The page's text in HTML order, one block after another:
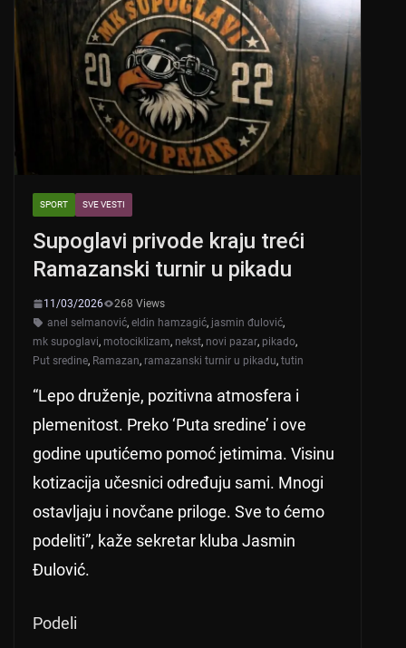
SPORT SVE VESTI
Supoglavi privode kraju treći
Ramazanski turnir u pikadu
11/03/2026
268 Views
anel selmanović, eldin hamzagić, jasmin đulović,
mk supoglavi, motociklizam, nekst, novi pazar, pikado,
Put sredine, Ramazan, ramazanski turnir u pikadu, tutin
“Lepo druženje, pozitivna atmosfera i
plemenitost. Preko ‘Puta sredine’ i ove
godine uputićemo pomoć jetimima. Visinu
kotizacija učesnici određuju sami. Mnogi
ostavljaju i novčane priloge. Sve to ćemo
podeliti”, kaže sekretar kluba Jasmin
Đulović.
Podeli